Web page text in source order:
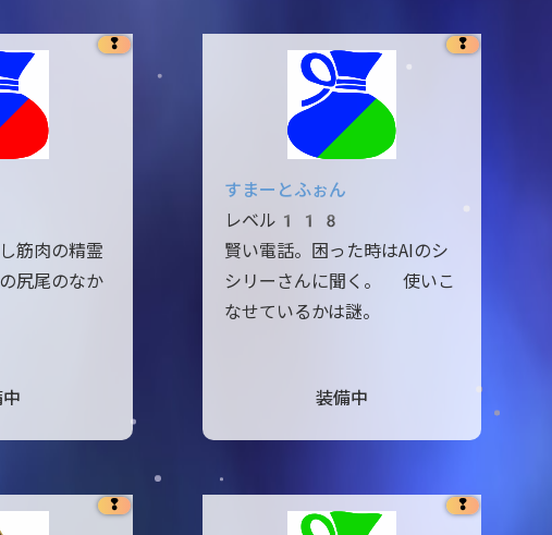
❢
筋肉の精霊
尻尾のなか
❢
すまーとふぉん
レベル118
賢い電話。困った時はAIのシ
シリーさんに聞く。 使いこ
なせているかは謎。
装備中
❢ ❢